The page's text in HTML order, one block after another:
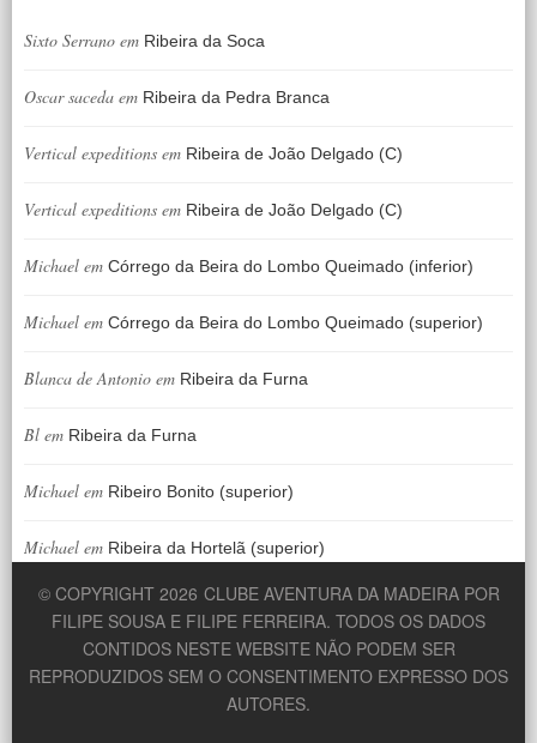
Sixto Serrano em Ribeira da Soca
Oscar saceda em Ribeira da Pedra Branca
Vertical expeditions em Ribeira de João Delgado (C)
Vertical expeditions em Ribeira de João Delgado (C)
Michael em Córrego da Beira do Lombo Queimado (inferior)
Michael em Córrego da Beira do Lombo Queimado (superior)
Blanca de Antonio em Ribeira da Furna
Bl em Ribeira da Furna
Michael em Ribeiro Bonito (superior)
Michael em Ribeira da Hortelã (superior)
© COPYRIGHT 2026 CLUBE AVENTURA DA MADEIRA POR
FILIPE SOUSA E FILIPE FERREIRA. TODOS OS DADOS
CONTIDOS NESTE WEBSITE NÃO PODEM SER
REPRODUZIDOS SEM O CONSENTIMENTO EXPRESSO DOS
AUTORES.